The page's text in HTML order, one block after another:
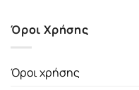
Όροι Χρήσης
Όροι χρήσης